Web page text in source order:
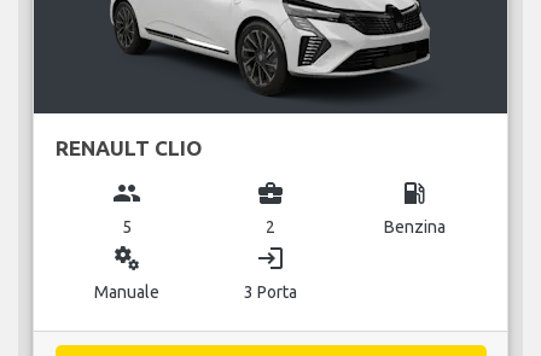
RENAULT CLIO
group
5
business_center
2
local_gas_station
Benzina
miscellaneous_services
Manuale
login
3 Porta